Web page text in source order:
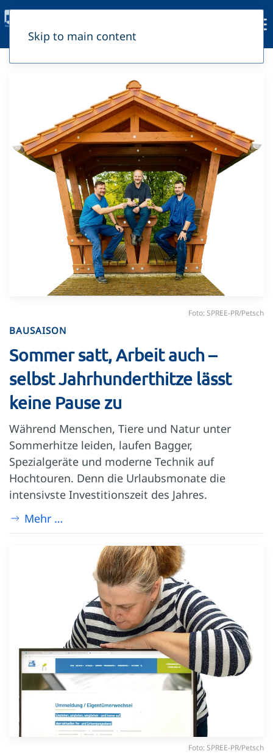
Skip to main content
Foto: SPREE-PR/Petsch
BAUSAISON
Sommer satt, Arbeit auch –
selbst Jahrhunderthitze lässt
keine Pause zu
Während Menschen, Tiere und Natur unter
Sommerhitze leiden, laufen Bagger,
Spezialgeräte und moderne Technik auf
Hochtouren. Denn die Urlaubsmonate die
intensivste Investitionszeit des Jahres.
Mehr …
Foto: SPREE-PR/Petsch